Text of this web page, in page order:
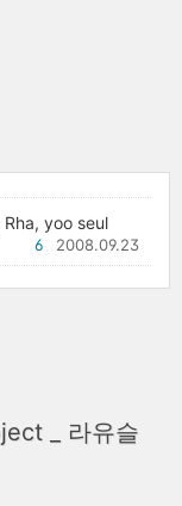
yoo seul
2008.09.23
6
_ 라유슬